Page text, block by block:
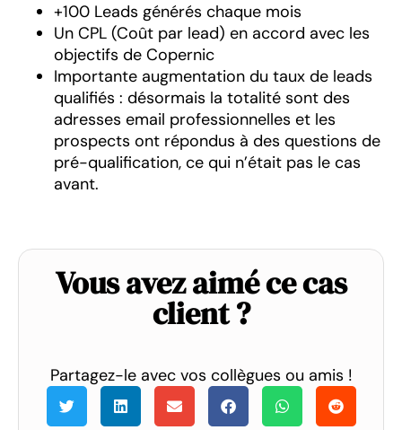
+100 Leads générés chaque mois
Un CPL (Coût par lead) en accord avec les
objectifs de Copernic
Importante augmentation du taux de leads
qualifiés : désormais la totalité sont des
adresses email professionnelles et les
prospects ont répondus à des questions de
pré-qualification, ce qui n’était pas le cas
avant.
Vous avez aimé ce cas
client ?
Partagez-le avec vos collègues ou amis !